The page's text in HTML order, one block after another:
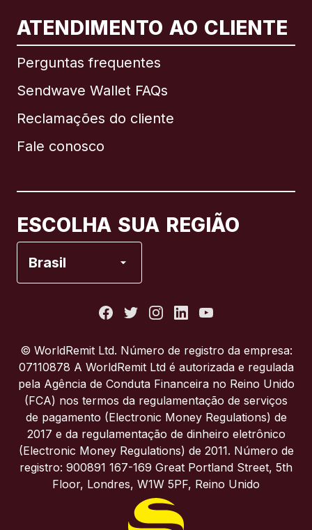
ATENDIMENTO AO CLIENTE
Perguntas frequentes
Sendwave Wallet FAQs
Reclamações do cliente
Fale conosco
ESCOLHA SUA REGIÃO
Brasil
Internacional English
Brasil
Itália
Portugal
Reino Unido
© WorldRemit Ltd. Número de registro da empresa:
07110878 A WorldRemit Ltd é autorizada e regulada
pela Agência de Conduta Financeira no Reino Unido
(FCA) nos termos da regulamentação de serviços
de pagamento (Electronic Money Regulations) de
2017 e da regulamentação de dinheiro eletrônico
(Electronic Money Regulations) de 2011. Número de
registro: 900891 167-169 Great Portland Street, 5th
Floor, Londres, W1W 5PF, Reino Unido